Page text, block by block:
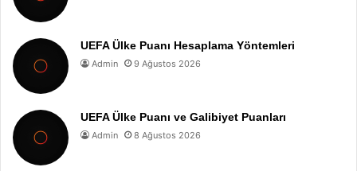
UEFA Ülke Puanı Hesaplama Yöntemleri
Admin 9 Ağustos 2026
UEFA Ülke Puanı ve Galibiyet Puanları
Admin 8 Ağustos 2026